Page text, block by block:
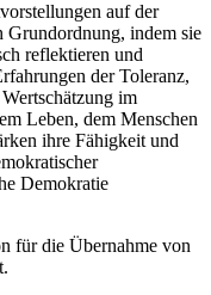
auf der
Grundordnung, indem sie
reflektieren und
der Toleranz,
im
Leben, dem Menschen
ihre Fähigkeit und
Demokratie
für die Übernahme von